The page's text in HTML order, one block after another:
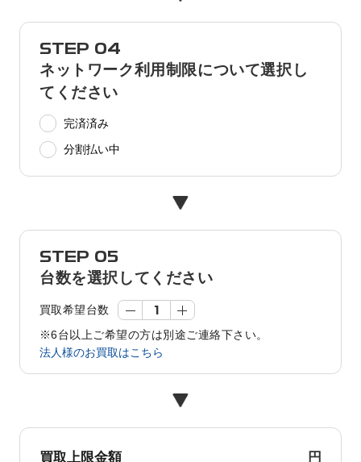
STEP 04
ネットワーク利用制限について選択し
てください
完済済み
分割払い中
STEP 05
台数を選択してください
買取希望台数
※6台以上ご希望の方は別途ご連絡下さい。
法人様のお買取はこちら
買取上限金額 円